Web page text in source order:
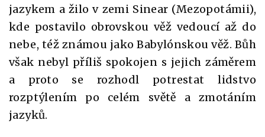
jazykem a žilo v zemi Sinear (Mezopotámii),
kde postavilo obrovskou věž vedoucí až do
nebe, též známou jako Babylónskou věž. Bůh
však nebyl příliš spokojen s jejich záměrem
a proto se rozhodl potrestat lidstvo
rozptýlením po celém světě a zmotáním
jazyků.